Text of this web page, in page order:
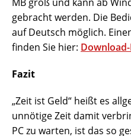
gebracht werden. Die
auf Deutsch möglich.
finden Sie hier:
Fazit
„Zeit ist Geld“ heißt es
unnötige Zeit damit
PC zu warten, ist das so